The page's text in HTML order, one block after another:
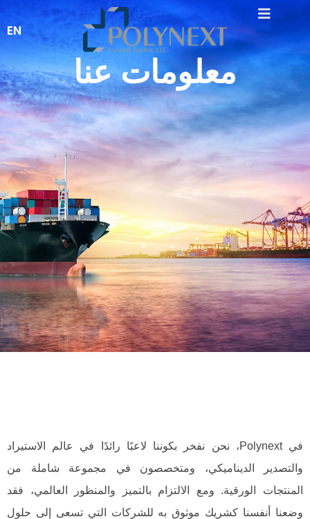
EN
معلومات عنا
في Polynext، نحن نفخر بكوننا لاعبًا رائدًا في عالم الاستيراد
والتصدير الديناميكي، ومتخصصون في مجموعة شاملة من
المنتجات الورقية. ومع الالتزام بالتميز والمنظور العالمي، فقد
وضعنا أنفسنا كشريك موثوق به للشركات التي تسعى إلى حلول